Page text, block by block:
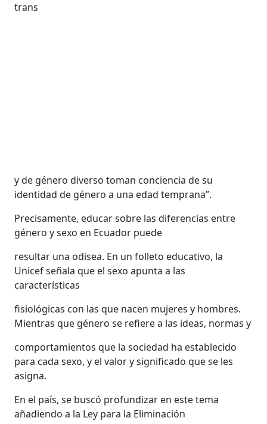
trans
y de género diverso toman conciencia de su
identidad de género a una edad temprana”.
Precisamente, educar sobre las diferencias entre
género y sexo en Ecuador puede
resultar una odisea. En un folleto educativo, la
Unicef señala que el sexo apunta a las
características
fisiológicas con las que nacen mujeres y hombres.
Mientras que género se refiere a las ideas, normas y
comportamientos que la sociedad ha establecido
para cada sexo, y el valor y significado que se les
asigna.
En el país, se buscó profundizar en este tema
añadiendo a la Ley para la Eliminación